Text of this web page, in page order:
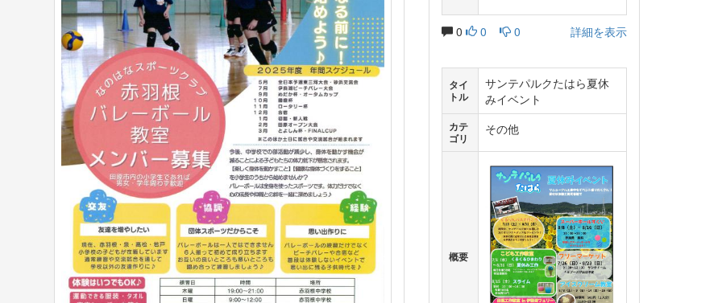
0 0 0 詳細を表示
タイ
トル
サンテパルクたはら夏休
みイベント
カテ
ゴリ
その他
概要